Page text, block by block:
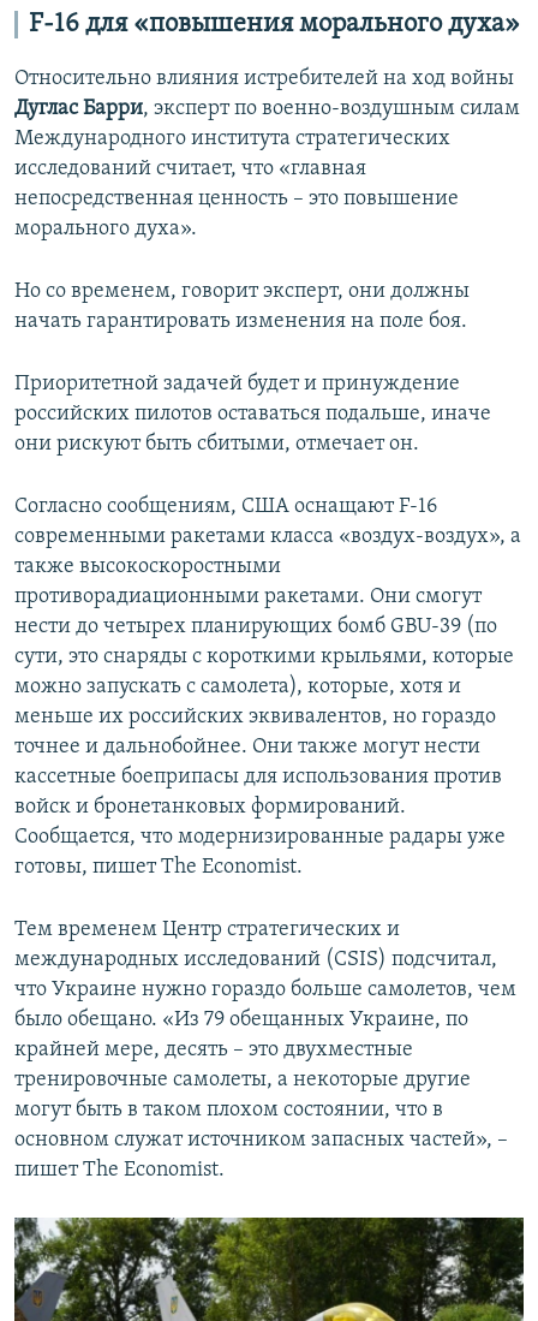
F-16 для «повышения морального духа»
Относительно влияния истребителей на ход войны
Дуглас Барри, эксперт по военно-воздушным силам
Международного института стратегических
исследований считает, что «главная
непосредственная ценность – это повышение
морального духа».
Но со временем, говорит эксперт, они должны
начать гарантировать изменения на поле боя.
Приоритетной задачей будет и принуждение
российских пилотов оставаться подальше, иначе
они рискуют быть сбитыми, отмечает он.
Согласно сообщениям, США оснащают F-16
современными ракетами класса «воздух-воздух», а
также высокоскоростными
противорадиационными ракетами. Они смогут
нести до четырех планирующих бомб GBU-39 (по
сути, это снаряды с короткими крыльями, которые
можно запускать с самолета), которые, хотя и
меньше их российских эквивалентов, но гораздо
точнее и дальнобойнее. Они также могут нести
кассетные боеприпасы для использования против
войск и бронетанковых формирований.
Сообщается, что модернизированные радары уже
готовы, пишет The Economist.
Тем временем Центр стратегических и
международных исследований (CSIS) подсчитал,
что Украине нужно гораздо больше самолетов, чем
было обещано. «Из 79 обещанных Украине, по
крайней мере, десять – это двухместные
тренировочные самолеты, а некоторые другие
могут быть в таком плохом состоянии, что в
основном служат источником запасных частей», –
пишет The Economist.